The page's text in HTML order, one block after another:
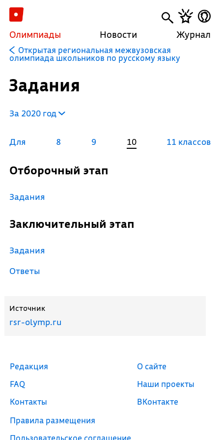
Олимпиады Новости Журнал
Открытая региональная межвузовская
олимпиада школьников по русскому языку
Задания
За 2020 год
Для 8 9 10 11 классов
Отборочный этап
Задания
Заключительный этап
Задания
Ответы
Источник
rsr-olymp.ru
Редакция
FAQ
Контакты
Правила размещения
Пользовательское соглашение
О сайте
Наши проекты
ВКонтакте